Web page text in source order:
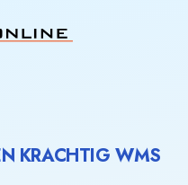
KRACHTIG WMS